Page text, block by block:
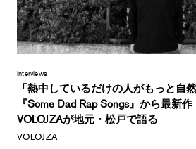
Interviews
「熱中しているだけの人がもっと自
『Some Dad Rap Songs』から最新
VOLOJZAが地元・松戸で語る
VOLOJZA